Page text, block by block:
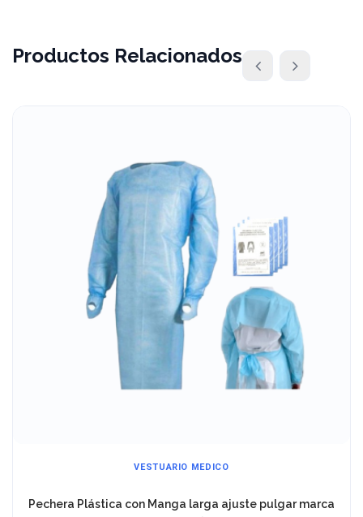
Productos Relacionados
GUANTES DE LÁTEX
Guante Quirúrgico Estéril de Látex Sin Polvo marca